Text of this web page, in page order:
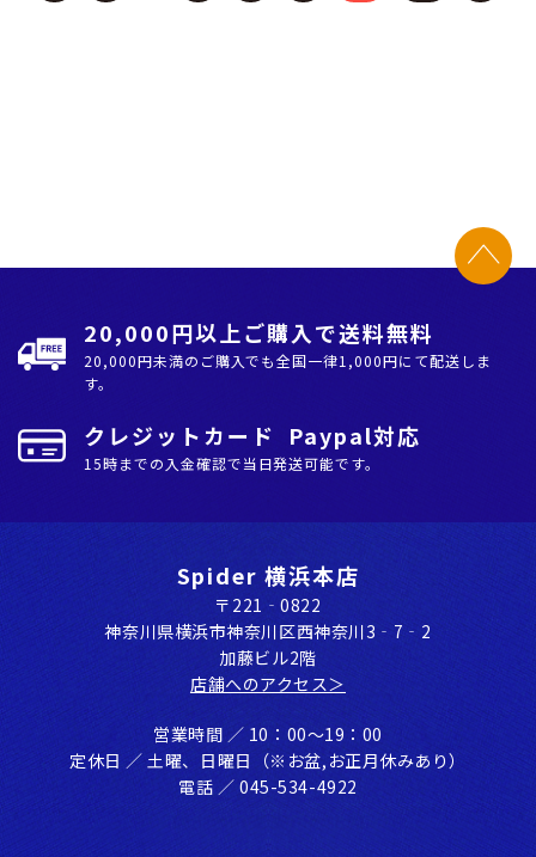
20,000円以上ご購入で送料無料
20,000円未満のご購入でも全国⼀律1,000円にて配送しま
す。
クレジットカード Paypal対応
15時までの入金確認で当日発送可能です。
Spider 横浜本店
〒221‐0822
神奈川県横浜市神奈川区⻄神奈川3‐7‐2
加藤ビル2階
店舗へのアクセス＞
営業時間 ／ 10：00〜19：00
定休⽇ ／ ⼟曜、⽇曜⽇（※お盆,お正⽉休みあり）
電話 ／ 045-534-4922